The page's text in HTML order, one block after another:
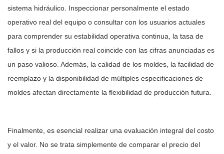
sistema hidráulico. Inspeccionar personalmente el estado
operativo real del equipo o consultar con los usuarios actuales
para comprender su estabilidad operativa continua, la tasa de
fallos y si la producción real coincide con las cifras anunciadas es
un paso valioso. Además, la calidad de los moldes, la facilidad de
reemplazo y la disponibilidad de múltiples especificaciones de
moldes afectan directamente la flexibilidad de producción futura.
Finalmente, es esencial realizar una evaluación integral del costo
y el valor. No se trata simplemente de comparar el precio del